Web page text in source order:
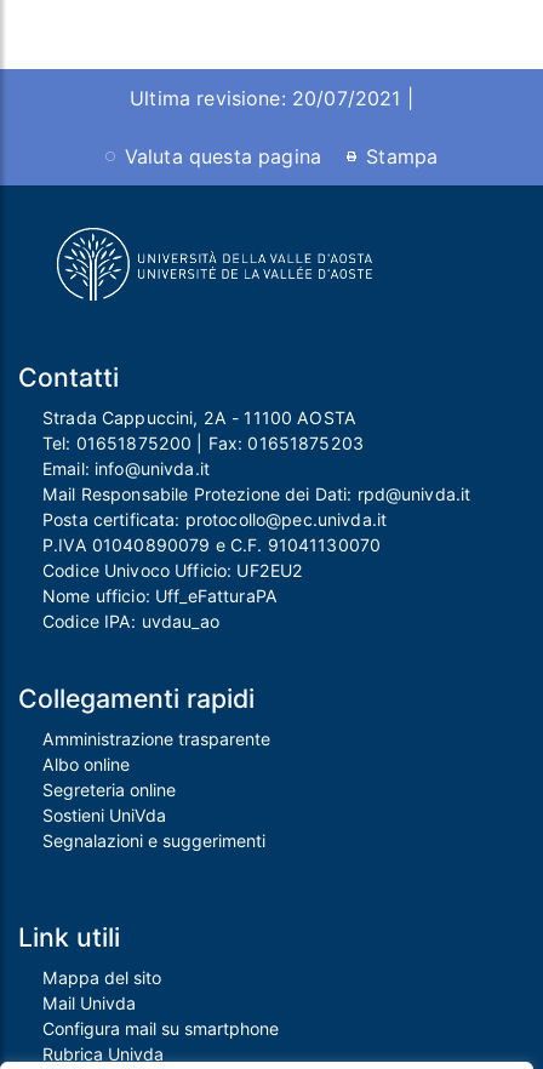
Ultima revisione: 20/07/2021 |
Valuta questa pagina Stampa
Contatti
Strada Cappuccini, 2A - 11100 AOSTA
Tel: 01651875200 | Fax:01651875203
Email: info@univda.it
Mail Responsabile Protezione dei Dati: rpd@univda.it
Posta certificata: protocollo@pec.univda.it
P.IVA 01040890079 e C.F. 91041130070
Codice Univoco Ufficio: UF2EU2
Nome ufficio: Uff_eFatturaPA
Codice IPA: uvdau_ao
Collegamenti rapidi
Amministrazione trasparente
Albo online
Segreteria online
Sostieni UniVda
Segnalazioni e suggerimenti
Link utili
Mappa del sito
Mail Univda
Configura mail su smartphone
Rubrica Univda